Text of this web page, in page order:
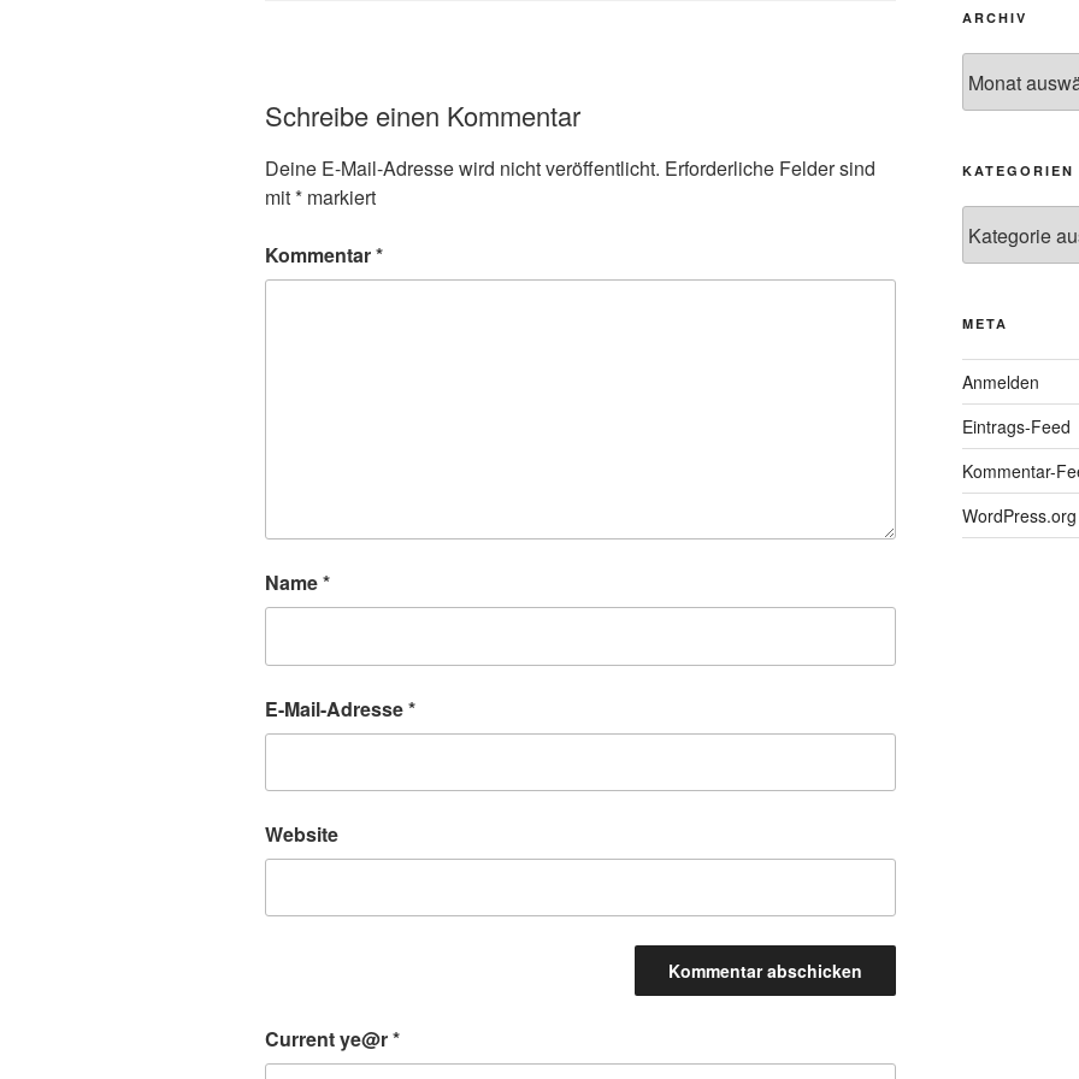
Schreibe einen Kommentar
Deine E-Mail-Adresse wird nicht veröffentlicht. Erforderliche Felder sind
mit* markiert
Kommentar*
Name*
E-Mail-Adresse*
Website
Current ye@r*
ARCHIV
KATEGORIEN
META
Anmelden
Eintrags-Feed
Kommentar-
WordPress.org